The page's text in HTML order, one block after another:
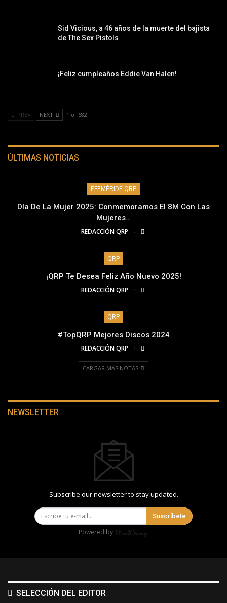
Sid Vicious, a 46 años de la muerte del bajista
de The Sex Pistols
¡Feliz cumpleaños Eddie Van Halen!
PREV NEXT 1 of 682
ÚLTIMAS NOTICIAS
EFEMÉRIDE QRP
Día De La Mujer 2025: Conmemoramos El 8M Con Las
Mujeres…
REDACCIÓN QRP
QRP
¡QRP Te Desea Feliz Año Nuevo 2025!
REDACCIÓN QRP
QRP
#TopQRP Mejores Discos 2024
REDACCIÓN QRP
CARGAR MÁS NOTAS
NEWSLETTER
Subscribe our newsletter to stay updated.
Suscríbete
Powered by
SELECCIÓN DEL EDITOR